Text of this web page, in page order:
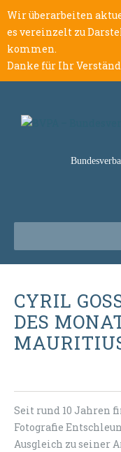
Wir überarbeiten
es vereinzelt zu
kommen.
Danke für Ihr
CYRIL
DES
Seit rund 10 Jahren
Fotografie
Ausgleich zu seiner